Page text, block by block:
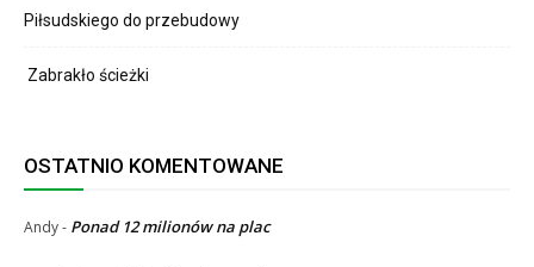
Piłsudskiego do przebudowy
Zabrakło ścieżki
OSTATNIO KOMENTOWANE
Andy- Ponad 12 milionów na plac